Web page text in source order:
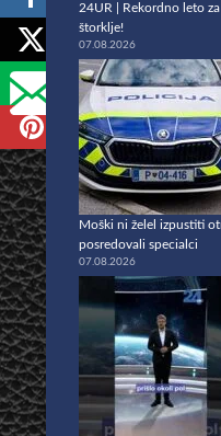
24UR | Rekordno leto
štorklje!
07.08.2026
Moški ni želel izpustiti
posredovali specialci
07.08.2026